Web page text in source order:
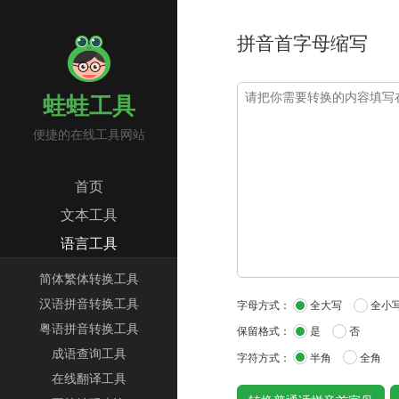
蛙蛙工具
便捷的在线工具网站
首页
文本工具
语言工具
简体繁体转换工具
汉语拼音转换工具
粤语拼音转换工具
成语查询工具
在线翻译工具
拼音首字母缩写
字母方式： 全大写
全小
保留格式：
是
否
字符方式：
半角 全角